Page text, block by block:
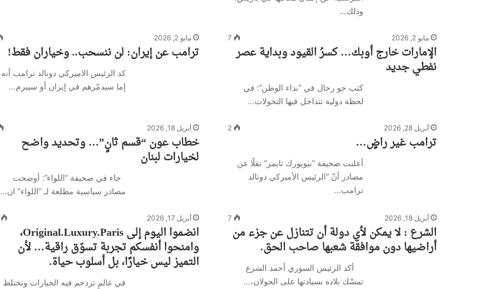
وذلك…
مايو 2, 2026 7
الإمارات خارج أوبك… كسرُ القيود وبداية عصر
نفطي جديد
كتب جو رحال في “نداء الوطن”: في
لحظة دولية تتداخل فيها التحولات…
مايو 2, 2026
ترامب عن إيران: لن ننسحب.. وخياران فقط!
كد الرئيس الاميركي دونالد ترامب أنه
إما سيدمّرهم في إيران أو سيبرم…
أبريل 28, 2026 2
ترامب غير راضٍ…
أعلنت صحيفة “نيويورك تايمز” نقلًا عن
مصادر أنّ “الرئيس الأميركي دونالد
ترامب…
أبريل 18, 2026
خطاب عون “قسم ثانٍ”… وتحديد واضح
لخيارات لبنان
جاء في صحيفة “اللواء”: أوضحت
مصادر سياسية مطلعة لـ “اللواء” ان…
أبريل 18, 2026 7
الشرع : لا يمكن لأي دولة أن تتنازل عن جزء من
أراضيها دون موافقة شعبها صاحب الحق.
أكد الرئيس السوري أحمد الشرع
تمسّك بلاده بسيادتها على الجولان،…
أبريل 17, 2026
انضموا اليوم إلى Original.Luxury.Paris،
وامنحوا أنفسكم تجربة تسوّق راقية… لأن
التميز ليس خيارًا، بل أسلوب حياة.
في عالمٍ تزدحم فيه الخيارات وتختلط